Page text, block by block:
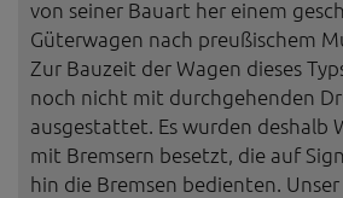
von seiner Bauart her einem
Güterwagen nach preußischem
Zur Bauzeit der Wagen dieses
noch nicht mit durchgehenden
ausgestattet. Es wurden deshalb
mit Bremsern besetzt, die auf
hin die Bremsen bedienten.